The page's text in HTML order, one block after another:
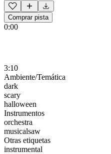
Comprar pista
0:00
3:10
Ambiente/Temática
dark
scary
halloween
Instrumentos
orchestra
musicalsaw
Otras etiquetas
instrumental